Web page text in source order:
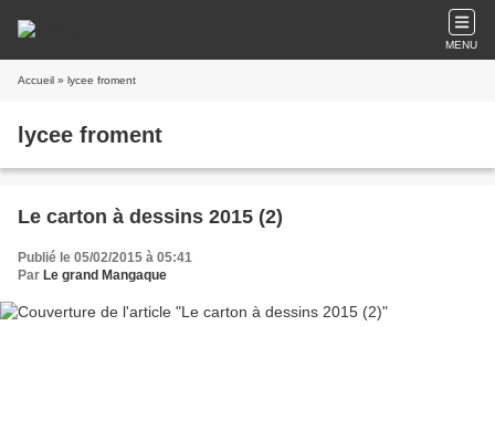
MENU
Accueil » lycee froment
lycee froment
Le carton à dessins 2015 (2)
Publié le 05/02/2015 à 05:41
Par Le grand Mangaque